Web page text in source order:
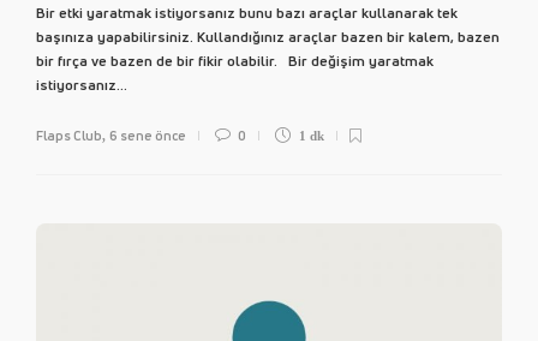
Bir etki yaratmak istiyorsanız bunu bazı araçlar kullanarak tek
başınıza yapabilirsiniz. Kullandığınız araçlar bazen bir kalem, bazen
bir fırça ve bazen de bir fikir olabilir. Bir değişim yaratmak
istiyorsanız...
Flaps Club, 6 sene önce 0 1 dk